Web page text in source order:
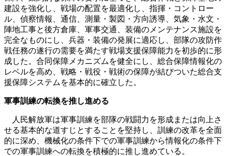
建設を強化し、戦場の配置を最適化し、指揮・コントロー
ル、偵察情報、通信、測量・製図・方向誘導、気象・水文・
陣地工事と後方倉庫、軍事交通、装備のメンテナンス施設を
完全なものにし、兵器・装備の発展に適応し、部隊の攻防作
戦任務の遂行の需要を満たす戦場支援保障能力を初歩的に形
成した。合同保障メカニズムを健全にし、総合保障情報化の
レベルを高め、戦略・戦役・戦術の保障が結びついた総合支
援保障システムを基本的に確立した。
軍事訓練の転換を推し進める
人民解放軍は軍事訓練を部隊の戦闘力を形成または向上さ
せる基本的な道すじとすることを堅持し、訓練の改革を全面
的に深め、機械化の条件下での軍事訓練から情報化の条件下
での軍事訓練への転換を積極的に推し進めている。